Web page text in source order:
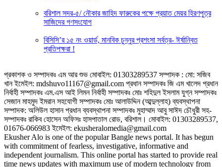
বরিশাল সদর-৫/ নৌকার জাহিদ ফারুকের পক্ষে প্র‍য়াত মেয়র হিরণপুত্র
সাজিদের গণসংযোগ
বিসিসি’র ১৫ নং ওয়ার্ড, মানবিক চুন্নুর প্রশংসা সর্বত্র- ঈর্ষান্বিত
প্রতিপক্ষরা !
প্রকাশক ও সম্পাদকঃ এম আর শুভ মোবাইল: 01303289537 সম্পাদক : মো: সজিব
খান ইমেইল: mdshuvo11167@gmail.com প্রধান সম্পাদকঃ জি এম খালেদ প্রধান
নির্বাহী সম্পাদকঃ এম.এস আই লিমন নির্বাহী সম্পাদকঃ মোঃ শহিদুল ইসলাম যুগ্ন সম্পাদকঃ
সেজান মাহমুদ ইমরান সহযোগী সম্পাদকঃ মোঃ আলাউদ্দিন (আব্দুল্লাহ) ব্যবস্থাপনা
সম্পাদক: অলিউল হাসান প্রধান ব্যবস্থাপনা সম্পাদকঃ মুহাম্মাদ আবু সাঈদ চৌধুরী সহ-
সম্পাদকঃ রাকিব হোসেন অফিসঃ হাসপাতাল রোড, বরিশাল। মোবাইল: 01303289537,
01676-066983 ইমেইল: ekusheralomedia@gmail.com
Ekusher Alo is one of the popular Bangle news portal. It has begun
with commitment of fearless, investigative, informative and
independent journalism. This online portal has started to provide real
time news updates with maximum use of modern technology from